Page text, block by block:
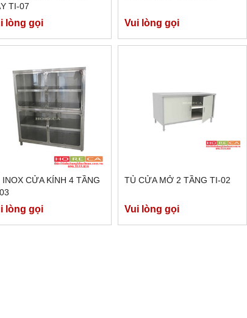
TI-07
lòng gọi Vui lòng gọi
INOX CỬA KÍNH 4 TẦNG
lòng gọi
TỦ CỬA MỞ 2 TẦNG TI-02
Vui lòng gọi